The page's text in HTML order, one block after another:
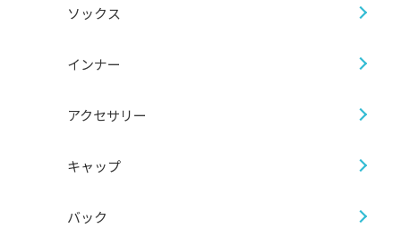
ソックス
インナー
アクセサリー
キャップ
バック